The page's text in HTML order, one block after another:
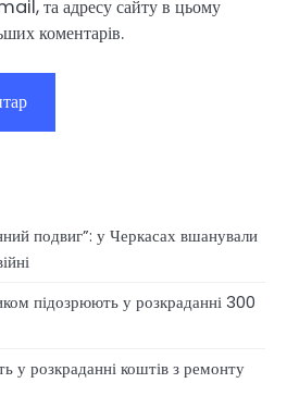
та адресу сайту в цьому
коментарів.
подвиг”: у Черкасах вшанували
підозрюють у розкраданні 300
у розкраданні коштів з ремонту